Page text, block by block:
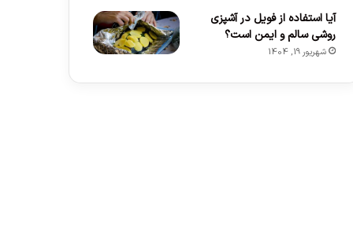
آیا استفاده از فویل در آشپزی
روشی سالم و ایمن است؟
شهریور 19, 1404